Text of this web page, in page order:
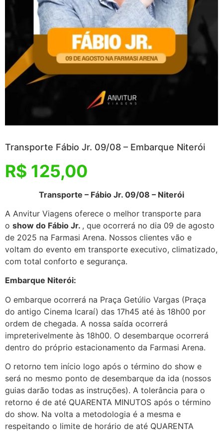
Transporte Fábio Jr. 09/08 – Embarque Niterói
R$ 125,00
Transporte – Fábio Jr. 09/08 – Niterói
A Anvitur Viagens oferece o melhor transporte para
o show do Fábio Jr. , que ocorrerá no dia 09 de agosto
de 2025 na Farmasi Arena. Nossos clientes vão e
voltam do evento em transporte executivo, climatizado,
com total conforto e segurança.
Embarque Niterói:
O embarque ocorrerá na Praça Getúlio Vargas (Praça
do antigo Cinema Icaraí) das 17h45 até às 18h00 por
ordem de chegada. A nossa saída ocorrerá
impreterivelmente às 18h00. O desembarque ocorrerá
dentro do próprio estacionamento da Farmasi Arena.
O retorno tem início logo após o término do show e
será no mesmo ponto de desembarque da ida (nossos
guias darão todas as instruções). A tolerância para o
retorno é de até QUARENTA MINUTOS após o término
do show. Na volta a metodologia é a mesma e
respeitando o limite de horário de até QUARENTA